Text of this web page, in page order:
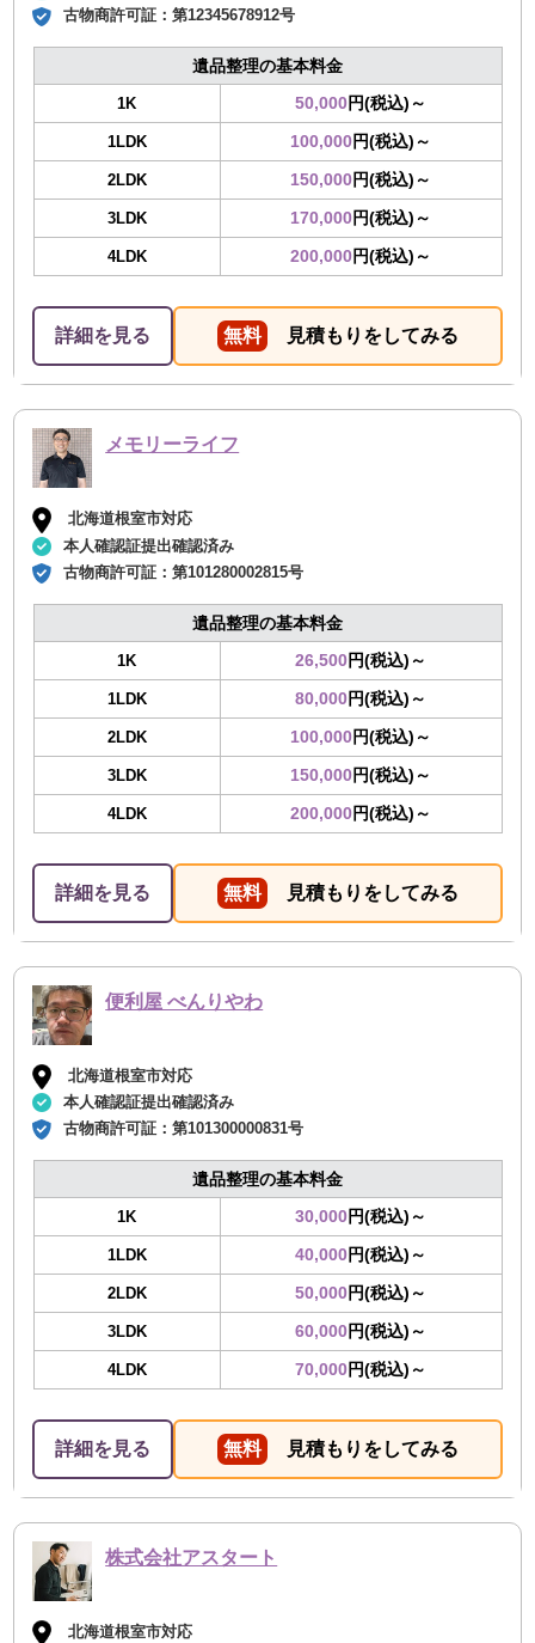
古物商許可証：第12345678912号
遺品整理の基本料金
1K 50,000円(税込)～
1LDK 100,000円(税込)～
2LDK 150,000円(税込)～
3LDK 170,000円(税込)～
4LDK 200,000円(税込)～
詳細を見る 無料 見積もりをしてみる
メモリーライフ
北海道根室市対応
本人確認証提出確認済み
古物商許可証：第101280002815号
遺品整理の基本料金
1K 26,500円(税込)～
1LDK 80,000円(税込)～
2LDK 100,000円(税込)～
3LDK 150,000円(税込)～
4LDK 200,000円(税込)～
詳細を見る 無料 見積もりをしてみる
便利屋 べんりやわ
北海道根室市対応
本人確認証提出確認済み
古物商許可証：第101300000831号
遺品整理の基本料金
1K 30,000円(税込)～
1LDK 40,000円(税込)～
2LDK 50,000円(税込)～
3LDK 60,000円(税込)～
4LDK 70,000円(税込)～
詳細を見る 無料 見積もりをしてみる
株式会社アスタート
北海道根室市対応